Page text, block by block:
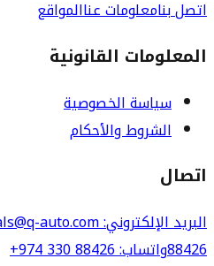
اتصل بنامعلومات عناالمواقع
المعلومات القانونية
سياسة الخصوصية
الشروط والأحكام
اتصال
البريد الإلكتروني: rentals@q-auto.com
88426واتساب:
+974 330 88426